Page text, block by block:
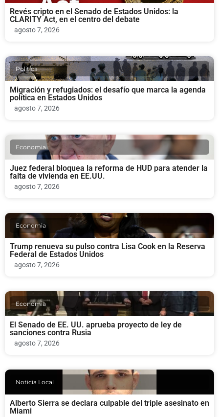
Revés cripto en el Senado de Estados Unidos: la
CLARITY Act, en el centro del debate
agosto 7, 2026
Politica
Migración y refugiados: el desafío que marca la agenda
política en Estados Unidos
agosto 7, 2026
Economia
Juez federal bloquea la reforma de HUD para atender la
falta de vivienda en EE.UU.
agosto 7, 2026
Economia
Trump renueva su pulso contra Lisa Cook en la Reserva
Federal de Estados Unidos
agosto 7, 2026
Economia
El Senado de EE. UU. aprueba proyecto de ley de
sanciones contra Rusia
agosto 7, 2026
Noticia Local
Alberto Sierra se declara culpable del triple asesinato en
Miami